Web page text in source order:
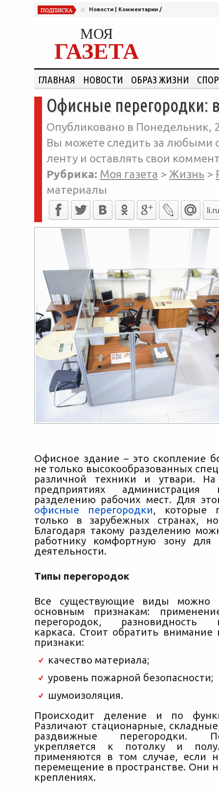
Новости Комментарии /
МОЯ
ГАЗЕТА
ГЛАВНАЯ НОВОСТИ ОБРАЗ ЖИЗНИ
Офисные перегородки:
Опубликовано в Понедельник,
Вы можете следить за любыми
ленту и оставлять свои
Рубрика: Моя газета > Жизнь >
материалы
Офисное здание – это скопление
не только высокообразованных
различной техники и утвари.
предприятиях администрация
разделению рабочих мест. Для
офисные перегородки, которые
только в зарубежных странах,
Благодаря такому разделению
работнику комфортную зону для
деятельности.
Типы перегородок
Все существующие виды можно
основным признакам:
перегородок, разновидность
каркаса. Стоит обратить
признаки:
качество материала;
уровень пожарной безопасности;
шумоизоляция.
Происходит деление и по
Различают стационарные,
раздвижные перегородки.
укрепляется к потолку и
применяются в том случае, если
перемещение в пространстве. Они
креплениях.